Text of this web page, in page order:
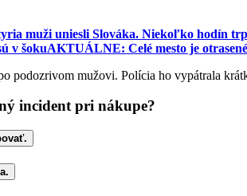
muži uniesli Slováka. Niekoľko hodín
v šokuAKTUÁLNE: Celé mesto je
podozrivom mužovi. Polícia ho vypátrala
incident pri nákupe?